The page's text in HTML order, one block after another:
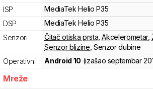
ISP
MediaTek Helio P35
DSP
MediaTek Helio P35
Senzori
Čitač otiska prsta ,Akcelerometar,
Senzor blizine Senzor dubine
Operativni
Android 10 (izašao septembar
Mreže